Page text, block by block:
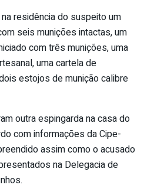
residência do suspeito um
seis munições intactas, um
com três munições, uma
uma cartela de
estojos de munição calibre
outra espingarda na casa do
com informações da Cipe-
assim como o acusado
na Delegacia de